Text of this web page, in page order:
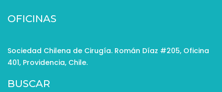
OFICINAS
Sociedad Chilena de Cirugía. Román Díaz #205, Oficina
401, Providencia, Chile.
BUSCAR